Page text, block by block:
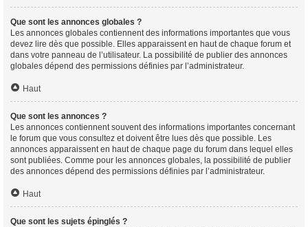
Que sont les annonces globales ?
Les annonces globales contiennent des informations importantes que vous
devez lire dès que possible. Elles apparaissent en haut de chaque forum et
dans votre panneau de l’utilisateur. La possibilité de publier des annonces
globales dépend des permissions définies par l’administrateur.
Haut
Que sont les annonces ?
Les annonces contiennent souvent des informations importantes concernant
le forum que vous consultez et doivent être lues dès que possible. Les
annonces apparaissent en haut de chaque page du forum dans lequel elles
sont publiées. Comme pour les annonces globales, la possibilité de publier
des annonces dépend des permissions définies par l’administrateur.
Haut
Que sont les sujets épinglés ?